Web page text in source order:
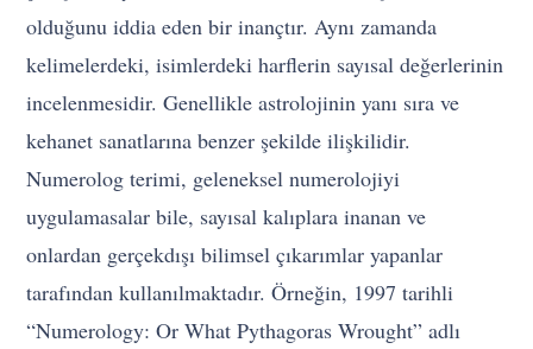
olduğunu iddia eden bir inançtır. Aynı zamanda
kelimelerdeki, isimlerdeki harflerin sayısal değerlerinin
incelenmesidir. Genellikle astrolojinin yanı sıra ve
kehanet sanatlarına benzer şekilde ilişkilidir.
Numerolog terimi, geleneksel numerolojiyi
uygulamasalar bile, sayısal kalıplara inanan ve
onlardan gerçekdışı bilimsel çıkarımlar yapanlar
tarafından kullanılmaktadır. Örneğin, 1997 tarihli
“Numerology: Or What Pythagoras Wrought” adlı